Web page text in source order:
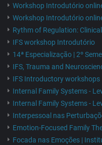
Workshop Introdutório
Workshop Introdutório
Rythm of Regulation:
IFS workshop Introdutório
14ª Especialização | 2º
IFS, Trauma and
IFS Introductory workshops
Internal Family Systems -
Internal Family Systems -
Interpessoal nas
Emotion-Focused Family
Focada nas Emoções |